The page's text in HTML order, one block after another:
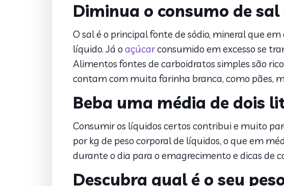
Diminua o consumo de sal
O sal é o principal fonte de sódio, mineral que
líquido. Já o açúcarconsumido em excesso se
Alimentos fontes de carboidratos simples são
contam com muita farinha branca, como pães,
Beba uma média de dois
Consumir os líquidos certos contribui e muito
por kg de peso corporal de líquidos, o que em
durante o dia para o emagrecimento e dicas de
Descubra qual é o seu